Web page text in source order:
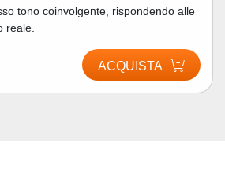
tono coinvolgente, rispondendo alle
reale.
ACQUISTA